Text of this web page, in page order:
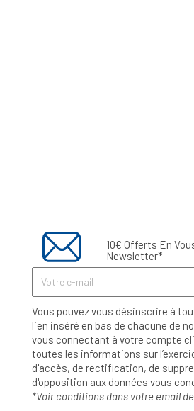
10€ Offerts En
Newsletter*
Vous pouvez vous désinscrire à
lien inséré en bas de chacune de
vous connectant à votre compte
toutes les informations sur
d'accès, de rectification, de
d'opposition aux données vous
*Voir conditions dans votre email